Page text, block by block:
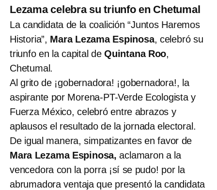
Lezama celebra su triunfo en Chetumal
La candidata de la coalición “Juntos Haremos
Historia”, Mara Lezama Espinosa, celebró su
triunfo en la capital deQuintana Roo,
Chetumal.
Al grito de ¡gobernadora! ¡gobernadora!, la
aspirante por Morena-PT-Verde Ecologista y
Fuerza México, celebró entre abrazos y
aplausos el resultado de la jornada electoral.
De igual manera, simpatizantes en favor de
Mara Lezama Espinosa, aclamaron a la
vencedora con la porra ¡sí se pudo! por la
abrumadora ventaja que presentó la candidata